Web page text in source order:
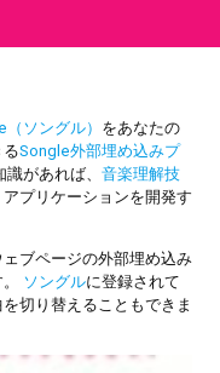
ソングル） をあなたの
るSongle外部埋め込みプ
識があれば、音楽理解技
プリケーションを開発す
ブページの外部埋め込み
ソングルに登録されて
切り替えることもできま